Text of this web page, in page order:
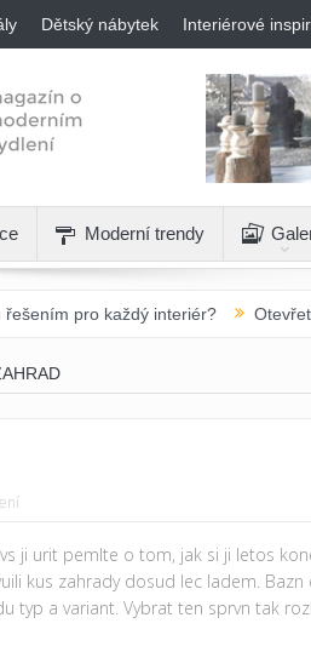
Dětský nábytek Interiérové
Moderní trendy
interiér? Otevřete dveře světlu
ji urit pemlte o tom, jak si ji letos
kus zahrady dosud lec ladem. Bazn
typ a variant. Vybrat ten sprvn tak